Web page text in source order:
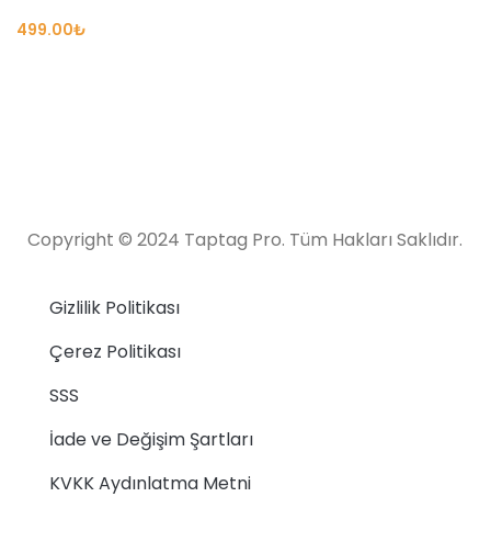
₺
Copyright © 2024 Taptag Pro. Tüm Hakları Saklıdır.
Gizlilik Politikası
Çerez Politikası
SSS
İade ve Değişim Şartları
KVKK Aydınlatma Metni